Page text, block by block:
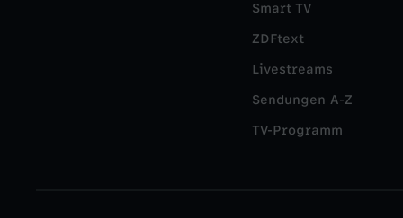
Smart TV
ZDFtext
Livestreams
Sendungen A-Z
TV-Programm